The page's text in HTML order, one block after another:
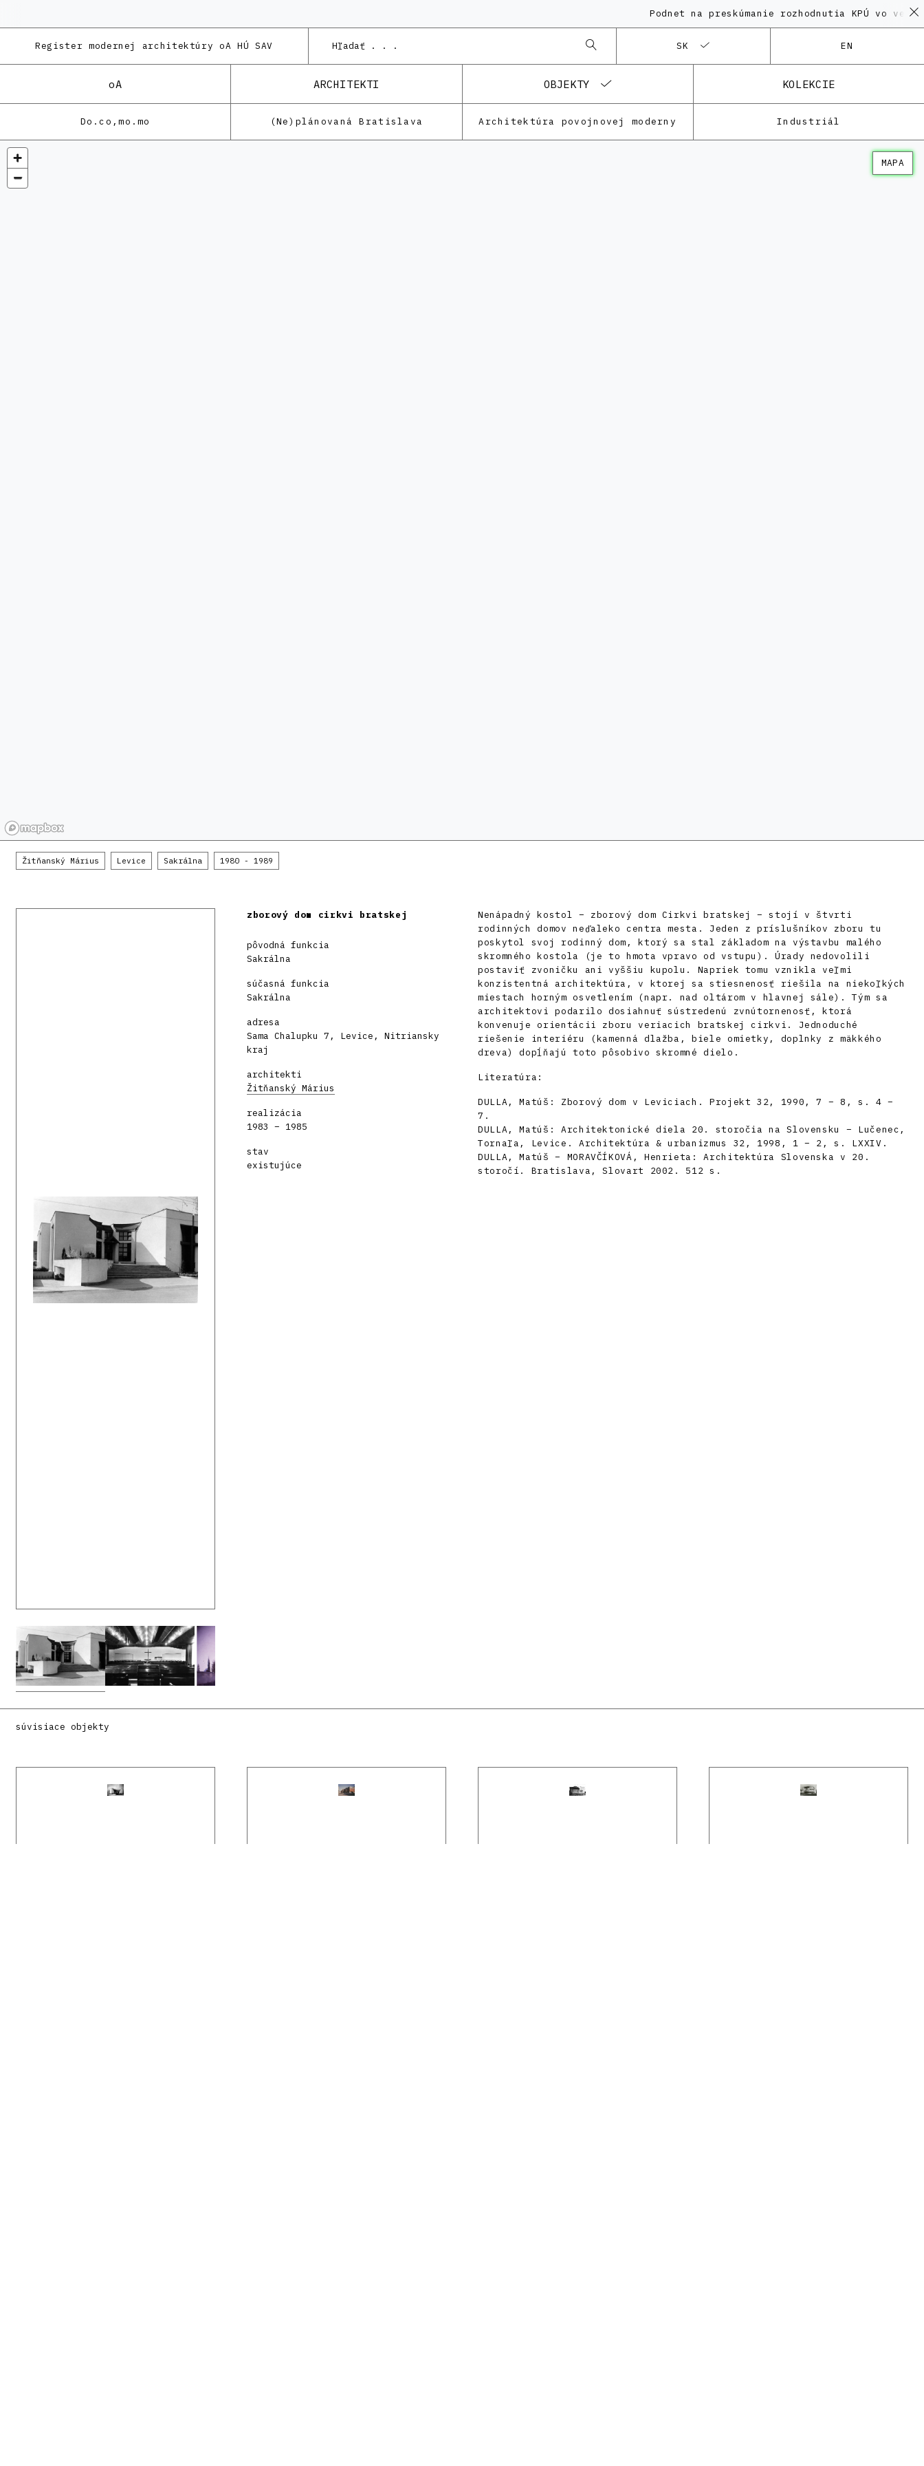
Podnet na preskúmanie rozhodnutia KPÚ vo veci
Register modernej architektúry oA HÚ SAV SK EN
oA ARCHITEKTI OBJEKTY KOLEKCIE
Do.co,mo.mo (Ne)plánovaná Bratislava Architektúra povojnovej moderny Industriál
MAPA
Žitňanský Márius Levice Sakrálna 1980 - 1989
zborový dom cirkvi bratskej
pôvodná funkcia
Sakrálna
súčasná funkcia
Sakrálna
adresa
Sama Chalupku 7, Levice, Nitriansky
kraj
architekti
Žitňanský Márius
realizácia
1983 – 1985
stav
existujúce
Nenápadný kostol – zborový dom Cirkvi bratskej – stojí v štvrti
rodinných domov neďaleko centra mesta. Jeden z príslušníkov zboru tu
poskytol svoj rodinný dom, ktorý sa stal základom na výstavbu malého
skromného kostola (je to hmota vpravo od vstupu). Úrady nedovolili
postaviť zvoničku ani vyššiu kupolu. Napriek tomu vznikla veľmi
konzistentná architektúra, v ktorej sa stiesnenosť riešila na niekoľkých
miestach horným osvetlením (napr. nad oltárom v hlavnej sále). Tým sa
architektovi podarilo dosiahnuť sústredenú zvnútornenosť, ktorá
konvenuje orientácii zboru veriacich bratskej cirkvi. Jednoduché
riešenie interiéru (kamenná dlažba, biele omietky, doplnky z mäkkého
dreva) dopĺňajú toto pôsobivo skromné dielo.
Literatúra:
DULLA, Matúš: Zborový dom v Leviciach. Projekt 32, 1990, 7 – 8, s. 4 –
7.
DULLA, Matúš: Architektonické diela 20. storočia na Slovensku – Lučenec,
Tornaľa, Levice. Architektúra & urbanizmus 32, 1998, 1 – 2, s. LXXIV.
DULLA, Matúš – MORAVČÍKOVÁ, Henrieta: Architektúra Slovenska v 20.
storočí. Bratislava, Slovart 2002. 512 s.
súvisiace objekty